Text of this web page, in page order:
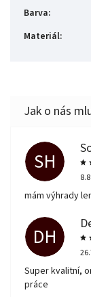
Barva:
Materiál:
SH
mám výhrady
DH
Super kvalitní,
práce